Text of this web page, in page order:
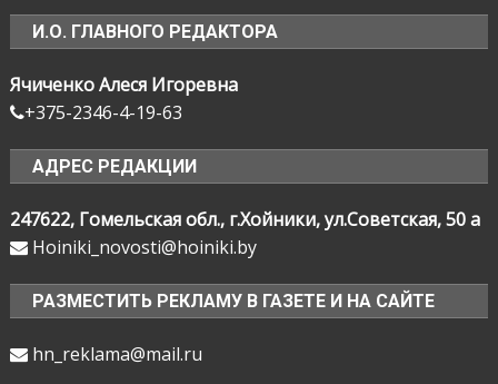
И.О. ГЛАВНОГО РЕДАКТОРА
Ячиченко Алеся Игоревна
+375-2346-4-19-63
АДРЕС РЕДАКЦИИ
247622, Гомельская обл., г.Хойники, ул.Советская, 50 а
Hoiniki_novosti@hoiniki.by
РАЗМЕСТИТЬ РЕКЛАМУ В ГАЗЕТЕ И НА САЙТЕ
hn_reklama@mail.ru